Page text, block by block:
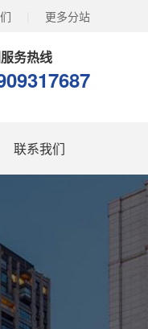
更多分站
务热线
联系我们